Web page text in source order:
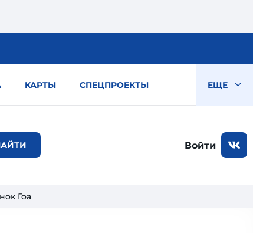
КАРТЫ СПЕЦПРОЕКТЫ ЕЩЕ
Войти
Гоа